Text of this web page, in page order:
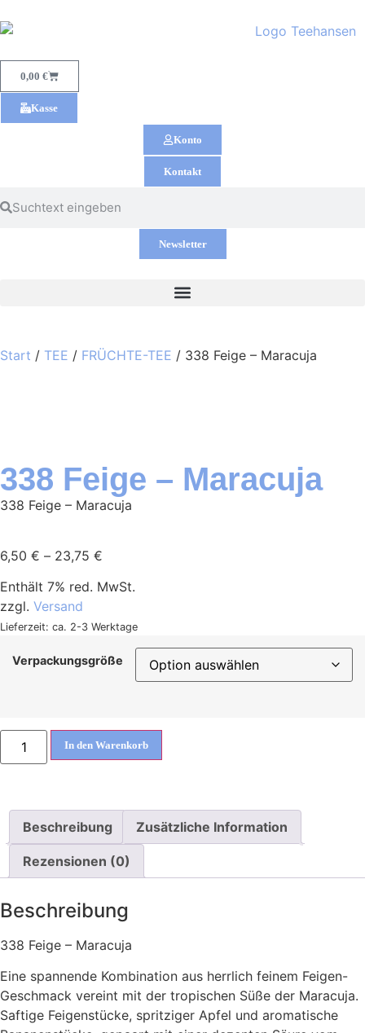
0,00 €
Kasse
Konto
Kontakt
Newsletter
Start / TEE / FRÜCHTE-TEE / 338 Feige – Maracuja
338 Feige – Maracuja
338 Feige – Maracuja
6,50 € – 23,75 €
Enthält 7% red. MwSt.
zzgl. Versand
Lieferzeit: ca. 2-3 Werktage
Verpackungsgröße
In den Warenkorb
Beschreibung Zusätzliche Information
Rezensionen (0)
Beschreibung
338 Feige – Maracuja
Eine spannende Kombination aus herrlich feinem Feigen-
Geschmack vereint mit der tropischen Süße der Maracuja.
Saftige Feigenstücke, spritziger Apfel und aromatische